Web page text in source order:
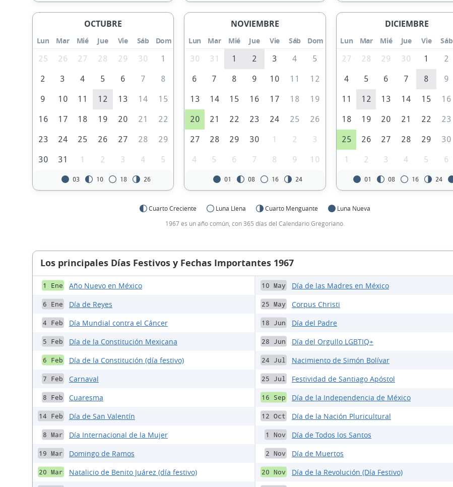
OCTUBRE
Lun Mar Mié Jue Vie Sáb
Dom
25
26 27 28 29 30 1
2 3 4 5 6 7 8
9 10 11 12 13 14 15
16 17 18 19 20 21 22
23 24 25 26 27 28 29
30 31 1 2 3 4 5
03 10 18 26
NOVIEMBRE
Lun Mar Mié Jue Vie Sáb
Dom
30
31 1 2 3 4 5
6 7 8 9 10 11 12
13 14 15 16 17 18 19
20 21 22 23 24 25 26
27 28 29 30 1 2 3
4 5 6 7 8 9 10
01 08 16 24
DICIEMBRE
Lun Mar Mié Jue Vie Sáb
27
28 29 30 1 2
4 5 6 7 8 9
11 12 13 14 15 16
18 19 20 21 22 23
25 26 27 28 29 30
1 2 3 4 5 6
01 08 16 24
Cuarto Creciente Luna Llena Cuarto Menguante
Luna Nueva
1967 es un año común, con 365 días del Calendario Gregoriano.
Los principales Días Festivos y Fechas Importantes 1967
1 Ene Año Nuevo en México
6 Ene Día de Reyes
4 Feb Día Mundial contra el Cáncer
5 Feb Día de la Constitución Mexicana
6 Feb Día de la Constitución (día festivo)
7 Feb Carnaval
8 Feb Cuaresma
14 Feb Día de San Valentín
8 Mar Día Internacional de la Mujer
19 Mar Domingo de Ramos
20 Mar Natalicio de Benito Juárez (día festivo)
10 May Día de las Madres en México
25 May Corpus Christi
18 Jun Día del Padre
28 Jun Día del Orgullo LGBTIQ+
24 Jul Nacimiento de Simón Bolívar
25 Jul Festividad de Santiago Apóstol
16 Sep Día de la Independencia de México
12 Oct Día de la Nación Pluricultural
1 Nov Día de Todos los Santos
2 Nov Día de Muertos
20 Nov Día de la Revolución (Día Festivo)